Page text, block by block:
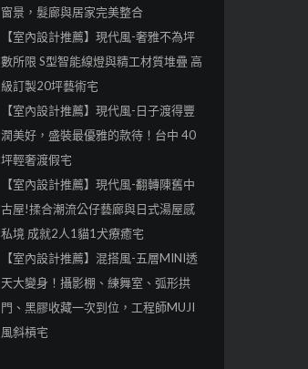
窗景，髮廊與居家完美整合
【室內設計推薦】現代風-奢雅不為坪
數所限 S型智能線燈與精工材質堆疊 高
級訂製20坪藝術宅
【室內設計推薦】現代風-日子渡得豐
潤美好，盛裝最優雅的款待！台中 40
坪輕奢渡假宅
【室內設計推薦】現代風-翻轉陳舊中
古屋!揉合潮流公仔藝廊與日式湯屋感
私境 成就2人1貓1犬療癒宅
【室內設計推薦】混搭風-五層MINI透
天大變身！攝影棚、練舞室、弧形拱
門、黑膠收藏一次到位，工程師MUJI
風斜槓宅